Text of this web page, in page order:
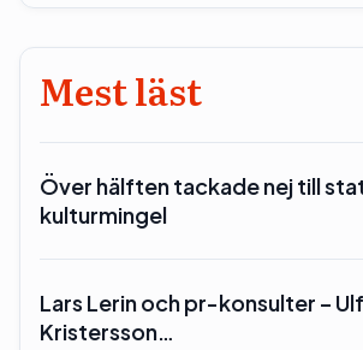
Mest läst
Över hälften tackade nej till
kulturmingel
Lars Lerin och pr-konsulter – Ulf
Kristersson…